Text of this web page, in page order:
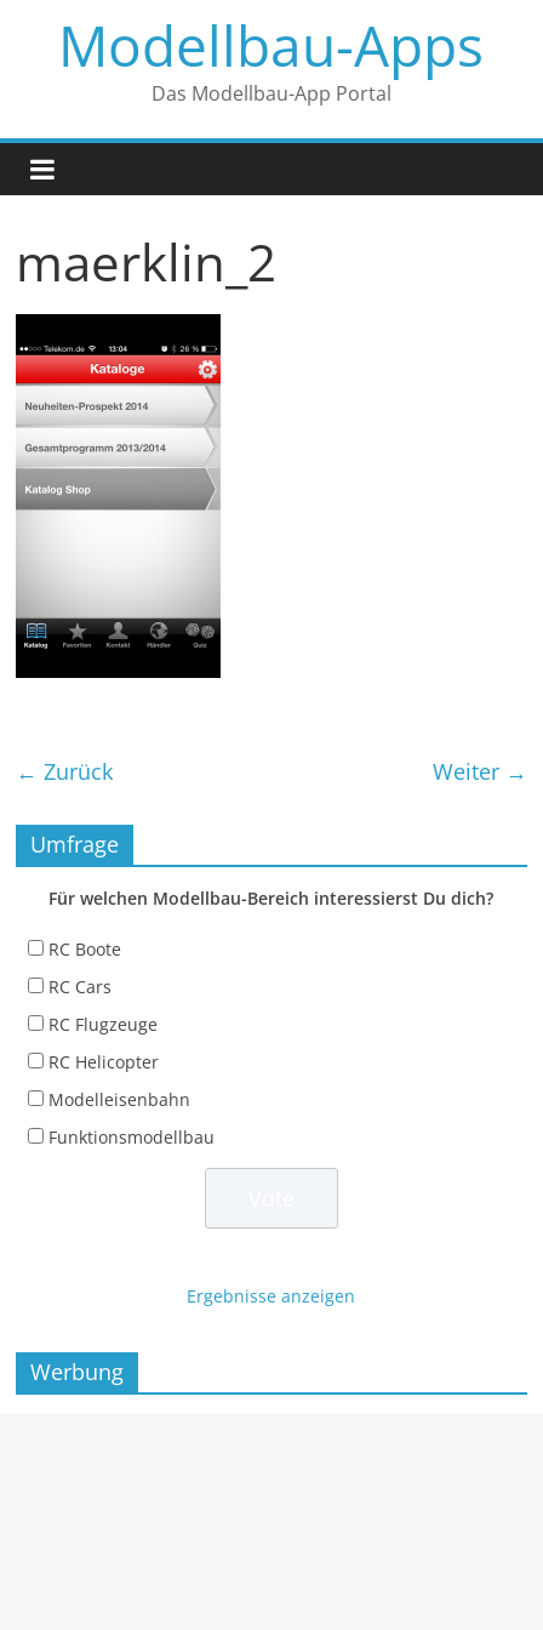
springenModellbau-Apps
Das Modellbau-App Portal
maerklin_2
← Zurück Weiter →
Umfrage
Für welchen Modellbau-Bereich interessierst Du dich?
RC Boote
RC Cars
RC Flugzeuge
RC Helicopter
Modelleisenbahn
Funktionsmodellbau
Ergebnisse anzeigen
Werbung